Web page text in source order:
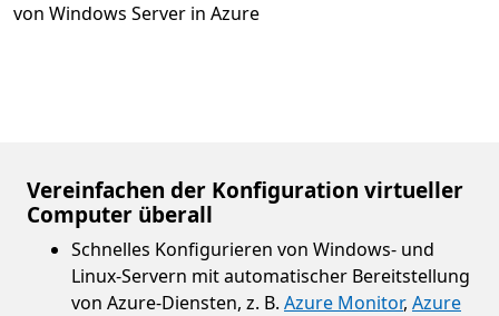
von Windows Server in Azure
Vereinfachen der Konfiguration virtueller
Computer überall
Schnelles Konfigurieren von Windows- und
Linux-Servern mit automatischer Bereitstellung
von Azure-Diensten, z. B. Azure Monitor, Azure